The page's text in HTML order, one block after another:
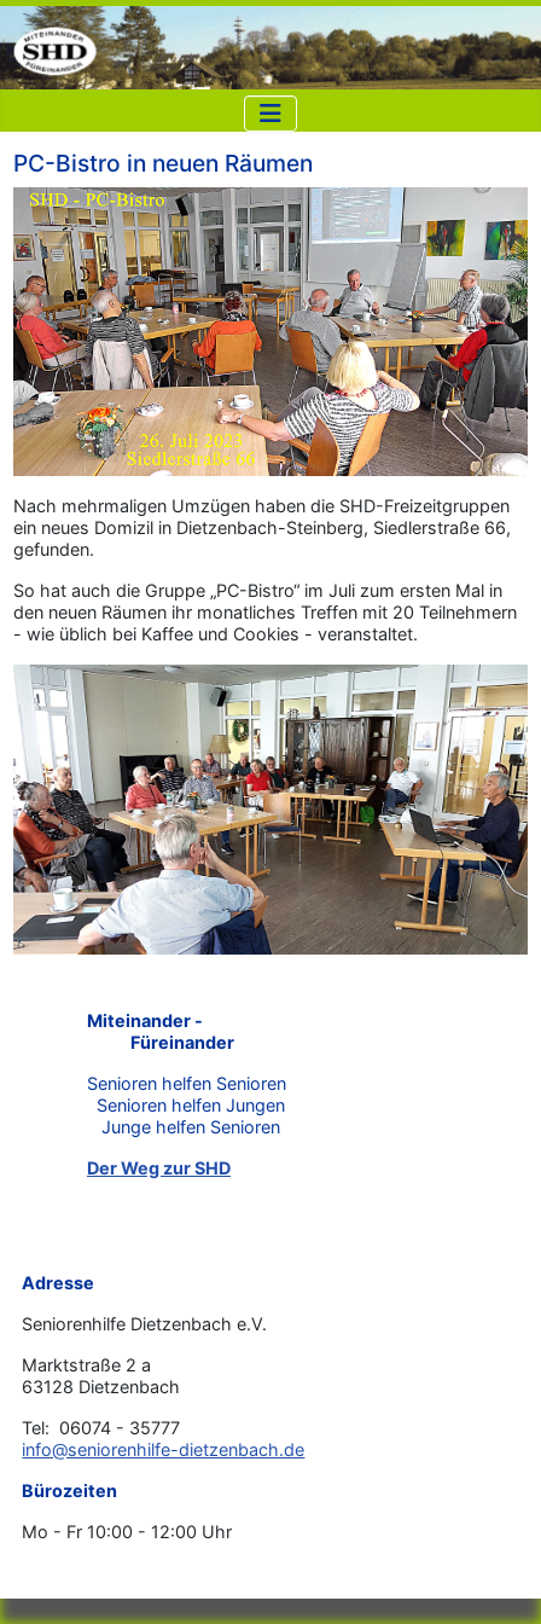
Miteinander -
Füreinander
Senioren helfen Senioren
Senioren helfen Jungen
Junge helfen Senioren
Der Weg zur SHD
PC-Bistro in neuen Räumen
Nach mehrmaligen Umzügen haben die SHD-Freizeitgruppen
ein neues Domizil in Dietzenbach-Steinberg, Siedlerstraße 66,
gefunden.
So hat auch die Gruppe „PC-Bistro“ im Juli zum ersten Mal in
den neuen Räumen ihr monatliches Treffen mit 20 Teilnehmern
- wie üblich bei Kaffee und Cookies - veranstaltet.
Adresse
Seniorenhilfe Dietzenbach e.V.
Marktstraße 2 a
63128 Dietzenbach
Tel: 06074 - 35777
info@seniorenhilfe-dietzenbach.de
Bürozeiten
Mo - Fr 10:00 - 12:00 Uhr